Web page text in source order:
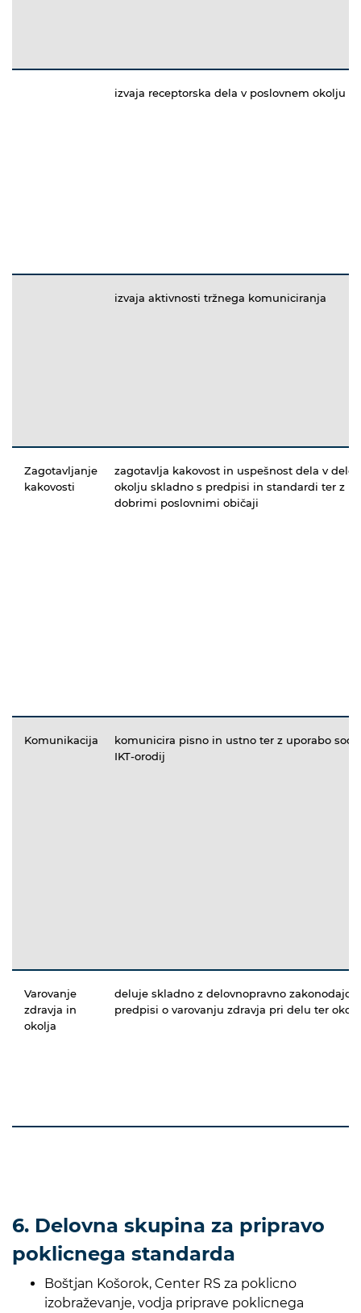
izvaja receptorska dela v poslovnem okolju
izvaja aktivnosti tržnega komuniciranja
Zagotavljanje
kakovosti
zagotavlja kakovost in uspešnost dela v
okolju skladno s predpisi in standardi ter z
dobrimi poslovnimi običaji
Komunikacija
komunicira pisno in ustno ter z uporabo
IKT-orodij
Varovanje
zdravja in
okolja
deluje skladno z delovnopravno zakonodajo
predpisi o varovanju zdravja pri delu ter
6. Delovna skupina za pripravo
poklicnega standarda
Boštjan Košorok, Center RS za poklicno
izobraževanje, vodja priprave poklicnega